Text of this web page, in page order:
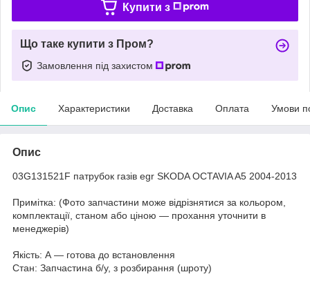
Купити з
Що таке купити з Пром?
Замовлення під захистом
Опис Характеристики Доставка Оплата Умови
Опис
03G131521F патрубок газів egr SKODA OCTAVIA A5 2004-2013
Примітка: (Фото запчастини може відрізнятися за кольором,
комплектації, станом або ціною — прохання уточнити в
менеджерів)
Якість: А — готова до встановлення
Стан: Запчастина б/у, з розбирання (шроту)